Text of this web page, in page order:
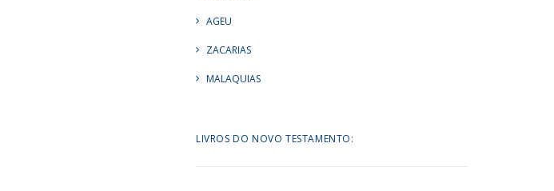
AGEU
ZACARIAS
MALAQUIAS
LIVROS DO NOVO TESTAMENTO: